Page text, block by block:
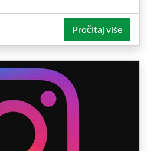
Pročitaj više